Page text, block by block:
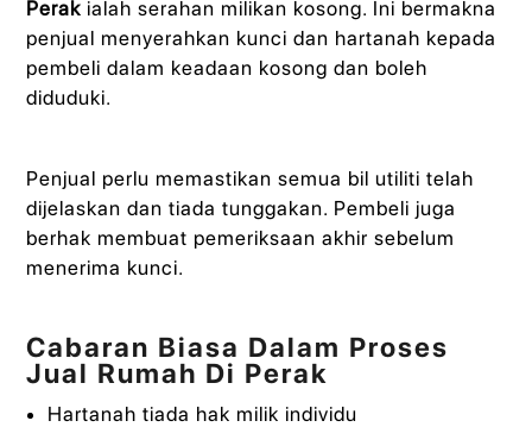
Perak ialah serahan milikan kosong. Ini bermakna
penjual menyerahkan kunci dan hartanah kepada
pembeli dalam keadaan kosong dan boleh
diduduki.
Penjual perlu memastikan semua bil utiliti telah
dijelaskan dan tiada tunggakan. Pembeli juga
berhak membuat pemeriksaan akhir sebelum
menerima kunci.
Cabaran Biasa Dalam Proses
Jual Rumah Di Perak
Hartanah tiada hak milik individu